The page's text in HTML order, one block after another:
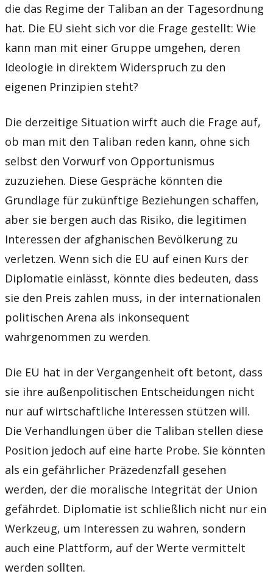
die das Regime der Taliban an der Tagesordnung
hat. Die EU sieht sich vor die Frage gestellt: Wie
kann man mit einer Gruppe umgehen, deren
Ideologie in direktem Widerspruch zu den
eigenen Prinzipien steht?
Die derzeitige Situation wirft auch die Frage auf,
ob man mit den Taliban reden kann, ohne sich
selbst den Vorwurf von Opportunismus
zuzuziehen. Diese Gespräche könnten die
Grundlage für zukünftige Beziehungen schaffen,
aber sie bergen auch das Risiko, die legitimen
Interessen der afghanischen Bevölkerung zu
verletzen. Wenn sich die EU auf einen Kurs der
Diplomatie einlässt, könnte dies bedeuten, dass
sie den Preis zahlen muss, in der internationalen
politischen Arena als inkonsequent
wahrgenommen zu werden.
Die EU hat in der Vergangenheit oft betont, dass
sie ihre außenpolitischen Entscheidungen nicht
nur auf wirtschaftliche Interessen stützen will.
Die Verhandlungen über die Taliban stellen diese
Position jedoch auf eine harte Probe. Sie könnten
als ein gefährlicher Präzedenzfall gesehen
werden, der die moralische Integrität der Union
gefährdet. Diplomatie ist schließlich nicht nur ein
Werkzeug, um Interessen zu wahren, sondern
auch eine Plattform, auf der Werte vermittelt
werden sollten.